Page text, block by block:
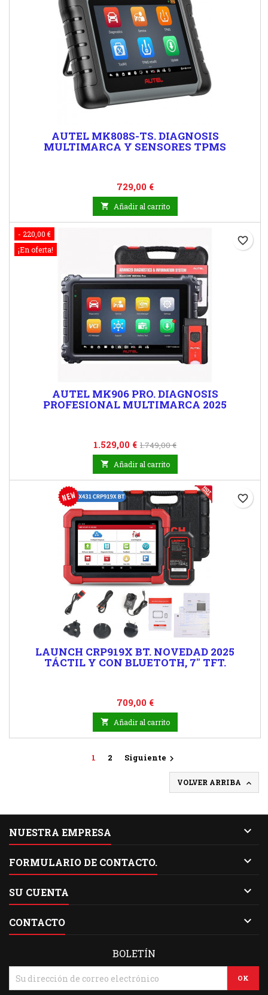
AUTEL MK808S-TS. DIAGNOSIS
MULTIMARCA Y SENSORES TPMS
Precio
729,00 €
 Añadir al carrito
- 220,00 €
¡En oferta!
AUTEL MK906 PRO. DIAGNOSIS
PROFESIONAL MULTIMARCA 2025
Precio
1.529,00 € Precio
base
1.749,00 €
 Añadir al carrito
favorite_border
LAUNCH CRP919X BT. NOVEDAD 2025
TÁCTIL Y CON BLUETOTH, 7" TFT.
Precio
709,00 €
 Añadir al carrito
favorite_border
1 2 Siguiente 
VOLVER ARRIBA 
NUESTRA EMPRESA 
FORMULARIO DE CONTACTO. 
SU CUENTA 
CONTACTO 
BOLETÍN